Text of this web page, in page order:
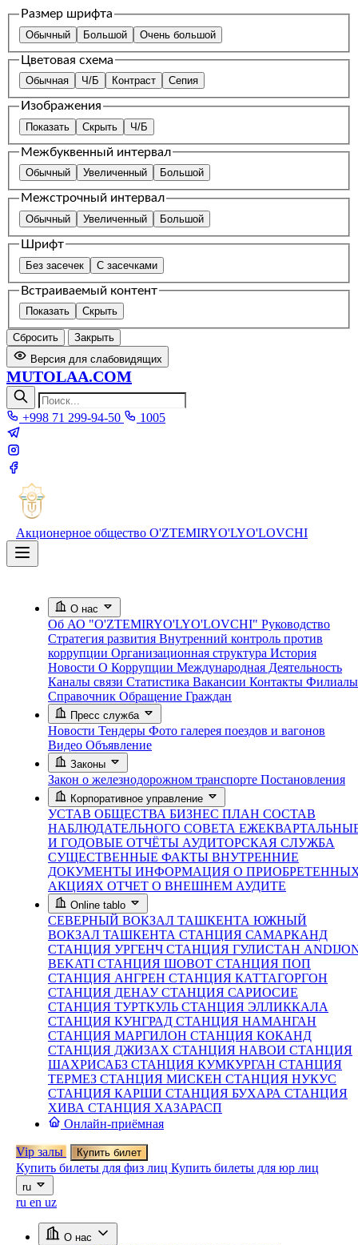
Размер шрифта
Обычный Большой Очень большой
Цветовая схема
Обычная Ч/Б Контраст Сепия
Изображения
Показать Скрыть Ч/Б
Межбуквенный интервал
Обычный Увеличенный Большой
Межстрочный интервал
Обычный Увеличенный Большой
Шрифт
Без засечек С засечками
Встраиваемый контент
Показать Скрыть
Сбросить
Закрыть
Версия для слабовидящих
MUTOLAA.COM
+998 71 299-94-50 1005
Акционерное общество O'ZTEMIRYO'LYO'LOVCHI
О нас
Об АО "O'ZTEMIRYO'LYO'LOVCHI" Руководство
Стратегия развития Внутренний контроль против
коррупции Организационная структура История
Новости О Коррупции Международная Деятельность
Каналы связи Статистика Вакансии Контакты Филиалы
Справочник Обращение Граждан
Пресс служба
Новости Тендеры Фото галерея поездов и вагонов
Видео Объявление
Законы
Закон о железнодорожном транспорте Постановления
Корпоративное управление
УСТАВ ОБЩЕСТВА БИЗНЕС ПЛАН СОСТАВ
НАБЛЮДАТЕЛЬНОГО СОВЕТА
И ГОДОВЫЕ ОТЧЁТЫ АУДИТОРСКАЯ СЛУЖБА
СУЩЕСТВЕННЫЕ ФАКТЫ ВНУТРЕННИЕ
ДОКУМЕНТЫ ИНФОРМАЦИЯ О
АКЦИЯХ ОТЧЕТ О ВНЕШНЕМ АУДИТЕ
Online tablo
СЕВЕРНЫЙ ВОКЗАЛ ТАШКЕНТА ЮЖНЫЙ
ВОКЗАЛ ТАШКЕНТА СТАНЦИЯ САМАРКАНД
СТАНЦИЯ УРГЕНЧ СТАНЦИЯ ГУЛИСТАН
BEKATI СТАНЦИЯ ШОВОТ СТАНЦИЯ ПОП
СТАНЦИЯ АНГРЕН СТАНЦИЯ КАТТАГОРГОН
СТАНЦИЯ ДЕНАУСТАНЦИЯ САРИОСИЕ
СТАНЦИЯ ТУРТКУЛЬ СТАНЦИЯ ЭЛЛИККАЛА
СТАНЦИЯ КУНГРАД СТАНЦИЯ НАМАНГАН
СТАНЦИЯ МАРГИЛОН СТАНЦИЯ КОКАНД
СТАНЦИЯ ДЖИЗАХ СТАНЦИЯ НАВОИ СТАНЦИЯ
ШАХРИСАБЗ СТАНЦИЯ КУМКУРГАН СТАНЦИЯ
ТЕРМЕЗ СТАНЦИЯ МИСКЕН СТАНЦИЯ НУКУС
СТАНЦИЯ КАРШИ СТАНЦИЯ БУХАРА СТАНЦИЯ
ХИВА СТАНЦИЯ ХАЗАРАСП
Онлайн-приёмная
Vip залы Купить билет
Купить билеты для физ лиц Купить билеты для юр лиц
ru
ru en uz
О нас